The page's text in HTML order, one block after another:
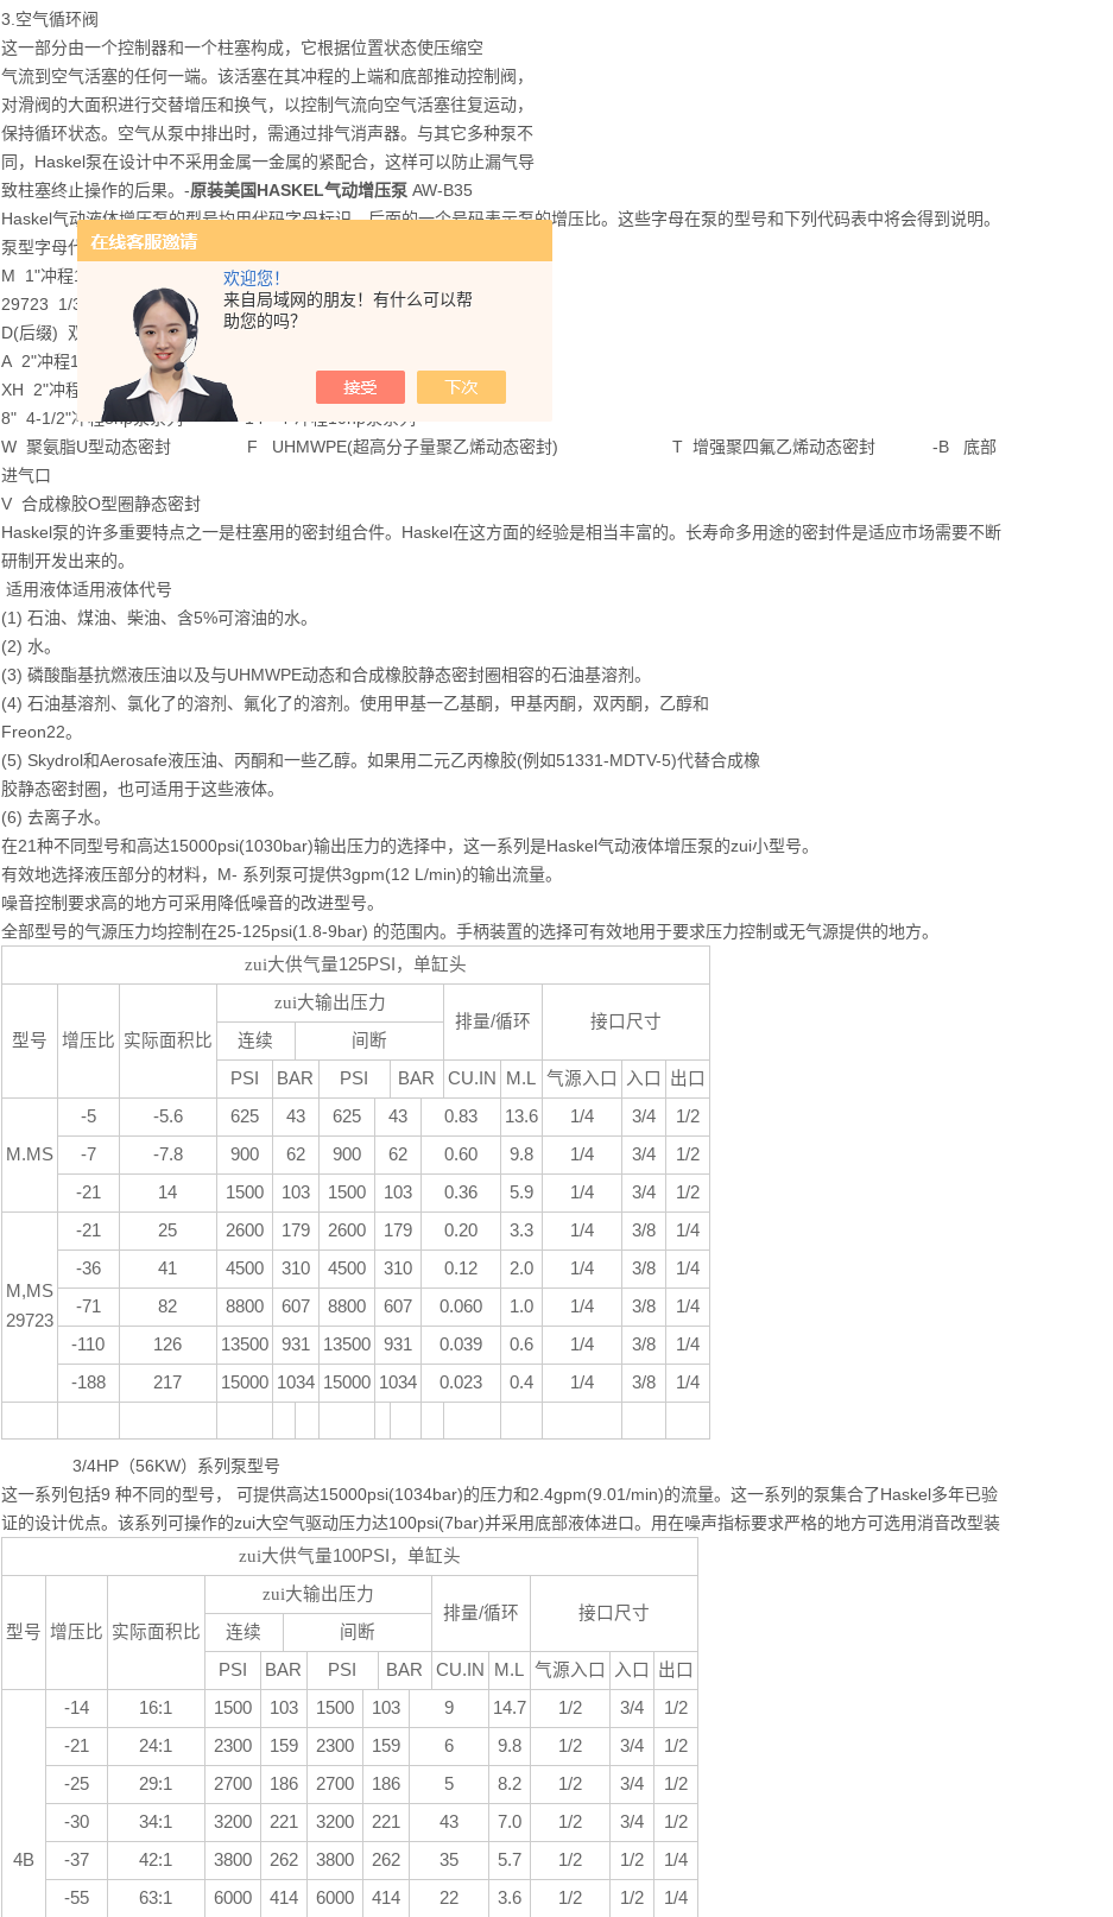
欢迎您！
来自局域网的朋友！有什么可以帮
助您的吗？
3.空气循环阀
这一部分由一个控制器和一个柱塞构成，它根据位置状态使压缩空
气流到空气活塞的任何一端。该活塞在其冲程的上端和底部推动控制阀，
对滑阀的大面积进行交替增压和换气，以控制气流向空气活塞往复运动，
保持循环状态。空气从泵中排出时，需通过排气消声器。与其它多种泵不
同，Haskel泵在设计中不采用金属一金属的紧配合，这样可以防止漏气导
致柱塞终止操作的后果。-原装美国HASKEL气动增压泵 AW-B35
Haskel气动液体增压泵的型号均用代码字母标识，后面的一个号码表示泵的增压比。这些字母在泵的型号和下列代码表中将会得到说明。
泵型字母代码
M 1"冲程1/3hp 小型泵系列 S 不锈钢柱塞和泵体
29723 1/3hp化学泵 D (前缀) 液体端加长的泵
D(后缀) 双作用泵 4B 1"冲程3/4hp泵系列(底部进口)
A 2"冲程1.5+2hp泵系列 H 2"冲程1.5+2hp高压泵系列
XH 2"冲程1.5+2hp超高压泵系列 G 4-1/2"冲程6hp泵系列
8" 4-1/2"冲程8hp泵系列 14" 4"冲程10hp泵系列
W 聚氨脂U型动态密封 F UHMWPE(超高分子量聚乙烯动态密封) T 增强聚四氟乙烯动态密封 -B 底部
进气口
V 合成橡胶O型圈静态密封
Haskel泵的许多重要特点之一是柱塞用的密封组合件。Haskel在这方面的经验是相当丰富的。长寿命多用途的密封件是适应市场需要不断
研制开发出来的。
适用液体适用液体代号
(1) 石油、煤油、柴油、含5%可溶油的水。
(2) 水。
(3) 磷酸酯基抗燃液压油以及与UHMWPE动态和合成橡胶静态密封圈相容的石油基溶剂。
(4) 石油基溶剂、氯化了的溶剂、氟化了的溶剂。使用甲基一乙基酮，甲基丙酮，双丙酮，乙醇和
Freon22。
(5) Skydrol和Aerosafe液压油、丙酮和一些乙醇。如果用二元乙丙橡胶(例如51331-MDTV-5)代替合成橡
胶静态密封圈，也可适用于这些液体。
(6) 去离子水。
在21种不同型号和高达15000psi(1030bar)输出压力的选择中，这一系列是Haskel气动液体增压泵的zui小型号。
有效地选择液压部分的材料，M- 系列泵可提供3gpm(12 L/min)的输出流量。
噪音控制要求高的地方可采用降低噪音的改进型号。
全部型号的气源压力均控制在25-125psi(1.8-9bar) 的范围内。手柄装置的选择可有效地用于要求压力控制或无气源提供的地方。
zui大供气量125PSI ，单缸头
型号 增压比 实际面积比
zui大输出压力
排量/循环
接口尺寸
连续
间断
PSI
BAR PSI BAR CU.IN M.L 气源入口 入口 出口
M.MS
-5 -5.6 625 43 625 43 0.83 13.6 1/4 3/4
1/2
-7
-7.8 900 62 900 62 0.60 9.8 1/4 3/4
1/2
-21
14 1500 103 1500 103 0.36 5.9 1/4 3/4 1/2
M,MS
29723
-21 25 2600 179 2600 179 0.20 3.3 1/4 3/8
1/4
-36
41 4500 310 4500 310 0.12 2.0 1/4 3/8
1/4
-71
82 8800 607 8800 607 0.060 1.0 1/4 3/8
1/4
-110
126 13500 931 13500 931 0.039 0.6 1/4 3/8
1/4
-188
217 15000 1034 15000 1034 0.023 0.4 1/4 3/8 1/4
3/4HP（56KW）系列泵型号
这一系列包括9 种不同的型号， 可提供高达15000psi(1034bar)的压力和2.4gpm(9.01/min)的流量。这一系列的泵集合了Haskel多年已验
证的设计优点。该系列可操作的zui大空气驱动压力达100psi(7bar)并采用底部液体进口。用在噪声指标要求严格的地方可选用消音改型装
zui大供气量100PSI ，单缸头
型号 增压比 实际面积比
zui大输出压力
排量/循环
接口尺寸
连续
间断
PSI
BAR PSI BAR CU.IN M.L 气源入口 入口 出口
4B
-14 16:1 1500 103 1500 103 9 14.7 1/2 3/4
1/2
-21
24:1 2300 159 2300 159 6 9.8 1/2 3/4
1/2
-25
29:1 2700 186 2700 186 5 8.2 1/2 3/4
1/2
-30
34:1 3200 221 3200 221 43 7.0 1/2 3/4
1/2
-37
42:1 3800 262 3800 262 35 5.7 1/2 1/2
1/4
-55
63:1 6000 414 6000 414 22 3.6 1/2 1/2 1/4